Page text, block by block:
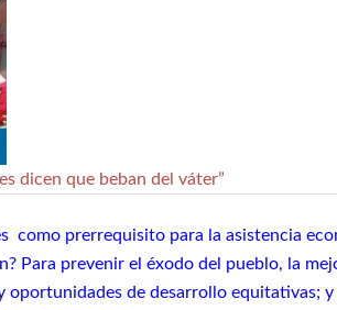
dicen que beban del váter”
prerrequisito para la asistencia
Para prevenir el éxodo del pueblo, la
oportunidades de desarrollo